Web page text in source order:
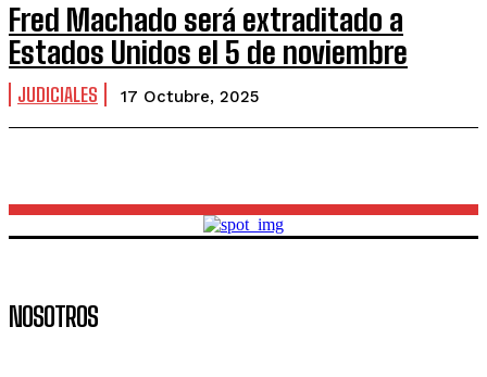
Fred Machado será extraditado a
Estados Unidos el 5 de noviembre
JUDICIALES 17 Octubre, 2025
NOSOTROS